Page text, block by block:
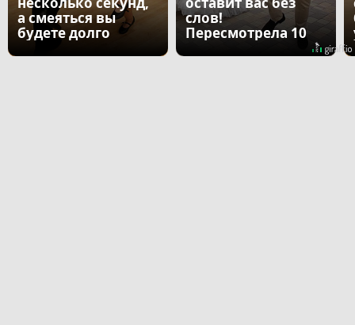
а смеяться вы
будете долго
слов!
Пересмотрела 10